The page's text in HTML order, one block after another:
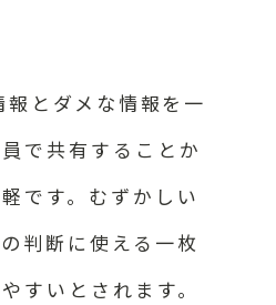
とダメな情報を一
で共有することか
です。むずかしい
判断に使える一枚
すいとされます。